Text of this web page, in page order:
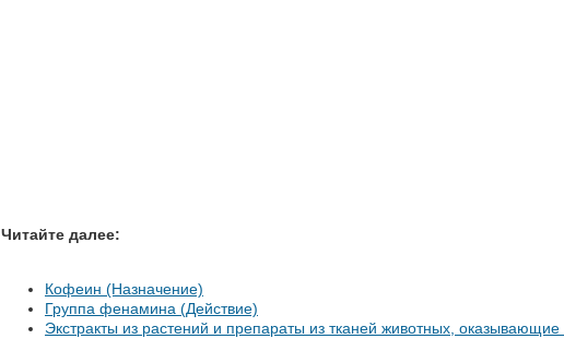
Читайте далее:
Кофеин (Назначение)
Группа фенамина (Действие)
Экстракты из растений и препараты из тканей животных,